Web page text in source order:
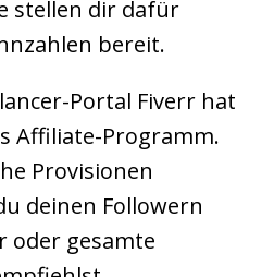
stellen dir dafür
bereit.
Portal Fiverr hat
Affiliate-Programm.
Provisionen
deinen Followern
oder gesamte